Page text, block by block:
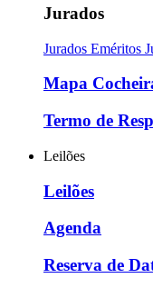
Jurados
Jurados Eméritos
Mapa
Termo de
Leilões
Leilões
Agenda
Reserva de